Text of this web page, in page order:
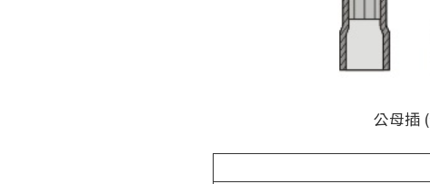
公母插